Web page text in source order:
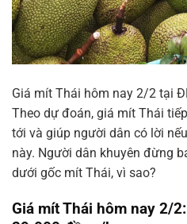
Giá mít Thái hôm nay 2/2 tại
Theo dự đoán, giá mít Thái
tới và giúp người dân có lời
này. Người dân khuyên đừng
dưới gốc mít Thái, vì sao?
Giá mít Thái hôm nay 2/